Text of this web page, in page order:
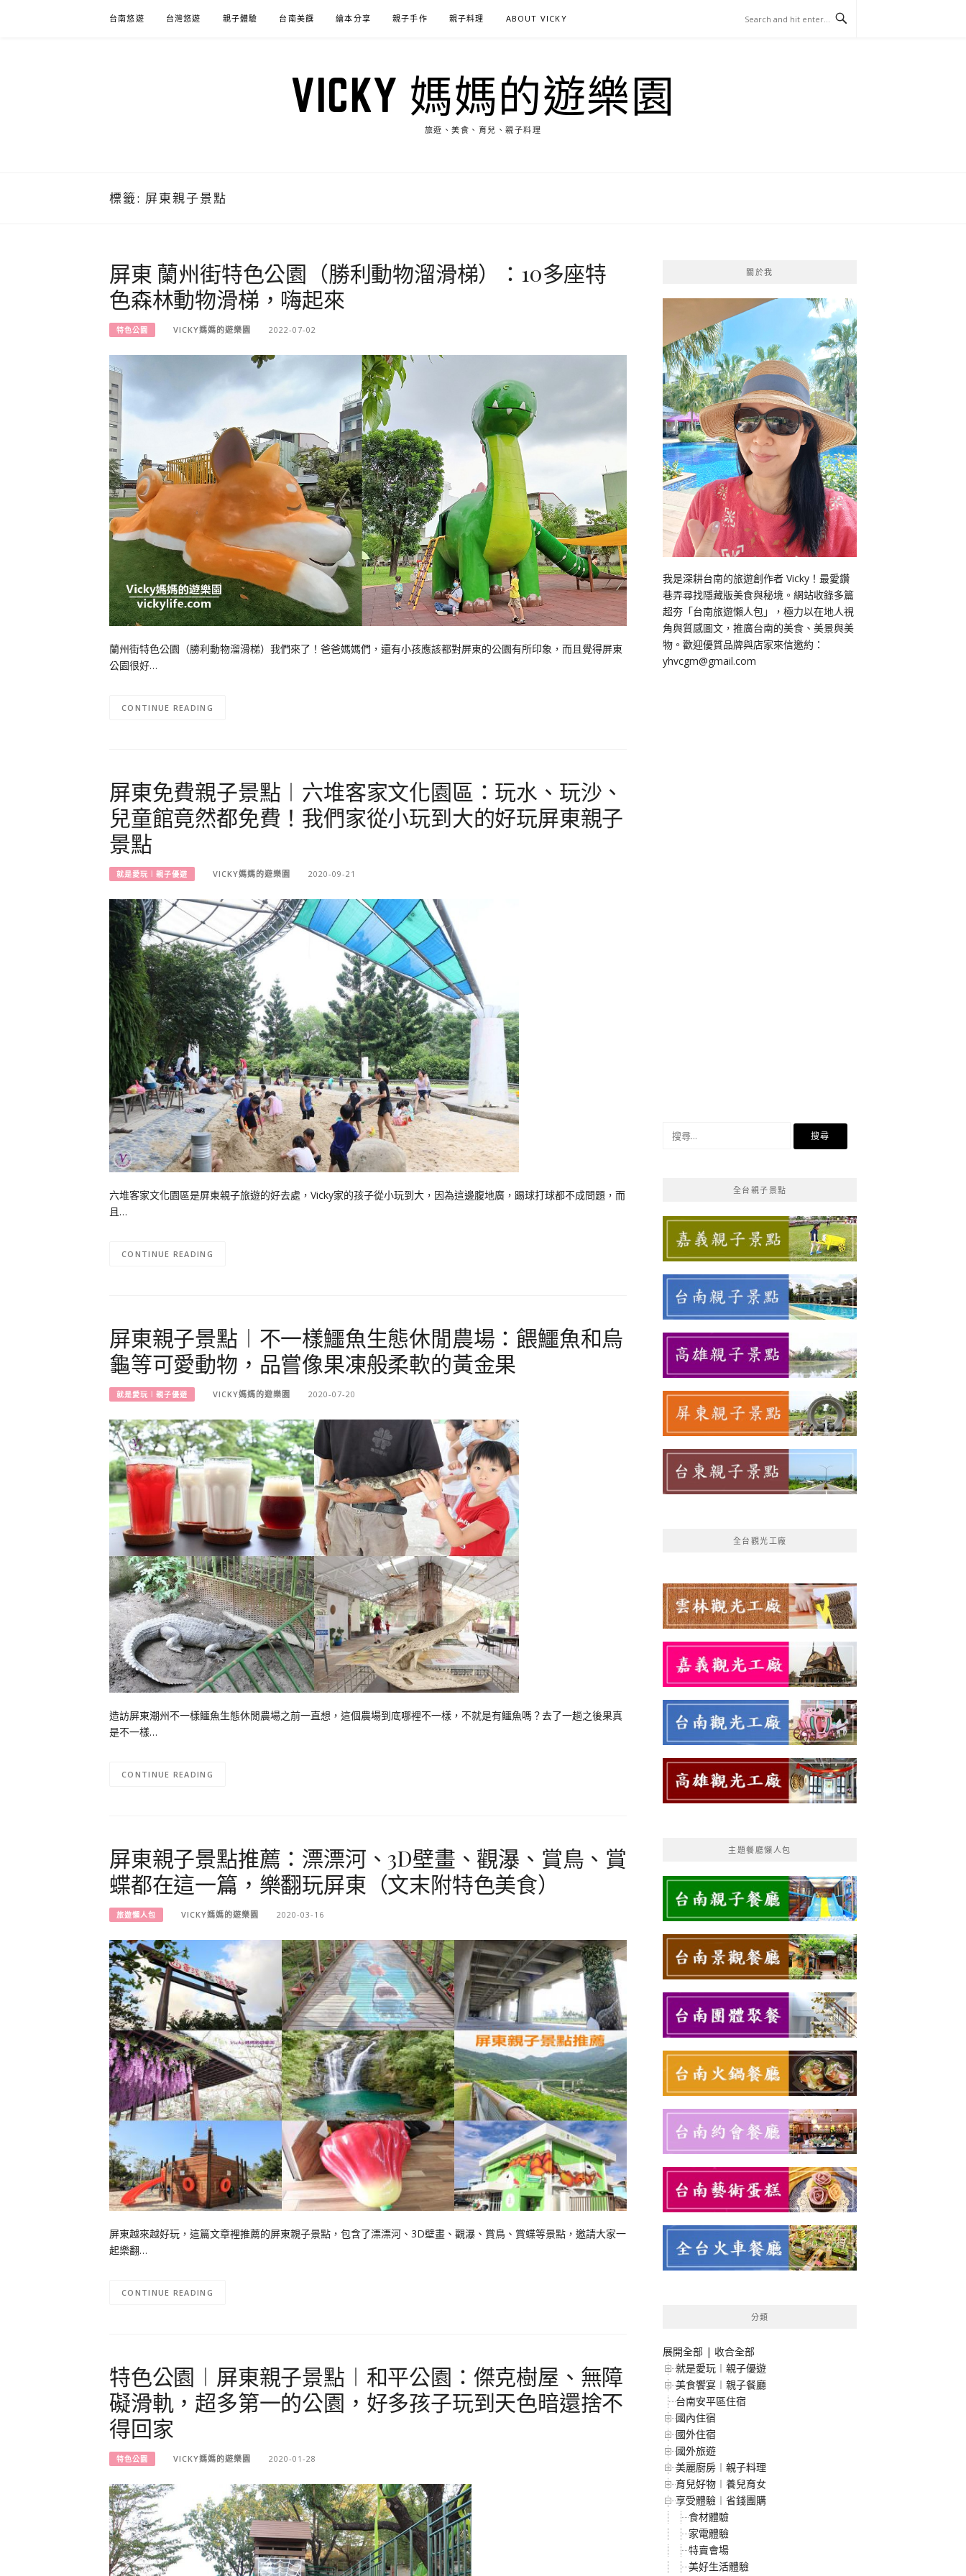
台南悠遊 台灣悠遊 親子體驗 台南美饌 繪本分享 親子手作 親子料理 ABOUT VICKY
VICKY 媽媽的遊樂園
旅遊、美食、育兒、親子料理
標籤: 屏東親子景點
屏東 蘭州街特色公園（勝利動物溜滑梯）：10多座特
色森林動物滑梯，嗨起來
特色公園 VICKY媽媽的遊樂園 2022-07-02
蘭州街特色公園（勝利動物溜滑梯）我們來了！爸爸媽媽們，還有小孩應該都對屏東的公園有所印象，而且覺得屏東
公園很好…
CONTINUE READING
屏東免費親子景點︱六堆客家文化園區：玩水、玩沙、
兒童館竟然都免費！我們家從小玩到大的好玩屏東親子
景點
就是愛玩︱親子優遊 VICKY媽媽的遊樂園 2020-09-21
六堆客家文化園區是屏東親子旅遊的好去處，Vicky家的孩子從小玩到大，因為這邊腹地廣，踢球打球都不成問題，而
且…
CONTINUE READING
屏東親子景點︱不一樣鱷魚生態休閒農場：餵鱷魚和烏
龜等可愛動物，品嘗像果凍般柔軟的黃金果
就是愛玩︱親子優遊 VICKY媽媽的遊樂園 2020-07-20
造訪屏東潮州不一樣鱷魚生態休閒農場之前一直想，這個農場到底哪裡不一樣，不就是有鱷魚嗎？去了一趟之後果真
是不一樣…
CONTINUE READING
屏東親子景點推薦：漂漂河、3D壁畫、觀瀑、賞鳥、賞
蝶都在這一篇，樂翻玩屏東（文末附特色美食）
旅遊懶人包 VICKY媽媽的遊樂園 2020-03-16
屏東越來越好玩，這篇文章裡推薦的屏東親子景點，包含了漂漂河、3D壁畫、觀瀑、賞鳥、賞蝶等景點，邀請大家一
起樂翻…
CONTINUE READING
特色公園︱屏東親子景點︱和平公園：傑克樹屋、無障
礙滑軌，超多第一的公園，好多孩子玩到天色暗還捨不
得回家
特色公園 VICKY媽媽的遊樂園 2020-01-28
關於我
我是深耕台南的旅遊創作者 Vicky！最愛鑽
巷弄尋找隱藏版美食與秘境。網站收錄多篇
超夯「台南旅遊懶人包」，極力以在地人視
角與質感圖文，推廣台南的美食、美景與美
物。歡迎優質品牌與店家來信邀約：
yhvcgm@gmail.com
全台親子景點
全台觀光工廠
主題餐廳懶人包
分類
展開全部 | 收合全部
就是愛玩︱親子優遊
美食饗宴︱親子餐廳
台南安平區住宿
國內住宿
國外住宿
國外旅遊
美麗廚房︱親子料理
育兒好物︱養兒育女
享受體驗︱省錢團購
食材體驗
家電體驗
特賣會場
美好生活體驗